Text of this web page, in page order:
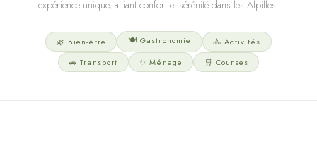
expérience unique, alliant confort et sérénité dans les Alpilles.
🌿 Bien-être 🍽 Gastronomie
🚴 Activités
🚗 Transport
✨ Ménage 🛒 Courses